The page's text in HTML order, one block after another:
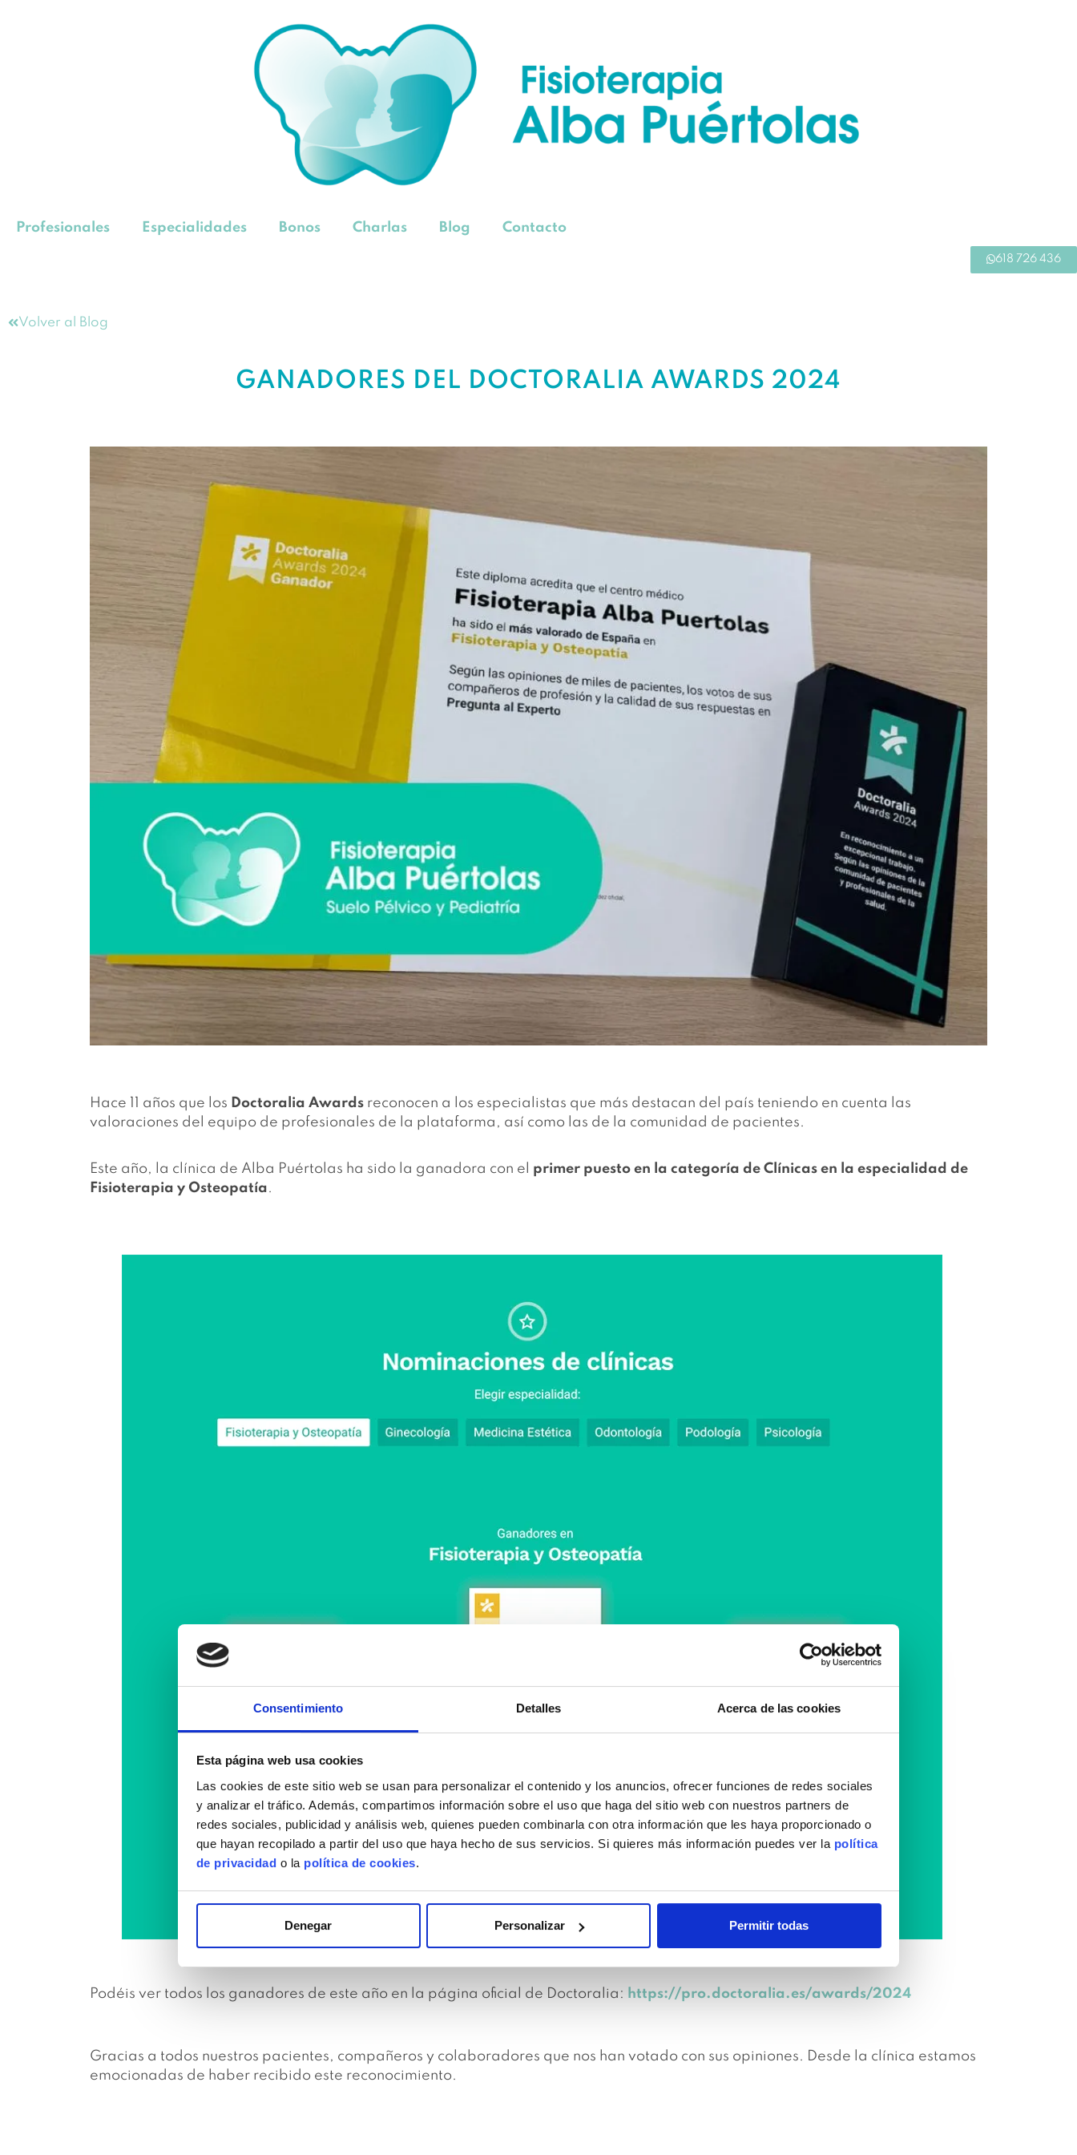
Consentimiento Detalles Acerca de las cookies
Esta página web usa cookies
Las cookies de este sitio web se usan para personalizar el contenido y los anuncios, ofrecer funciones de redes sociales
y analizar el tráfico. Además, compartimos información sobre el uso que haga del sitio web con nuestros partners de
redes sociales, publicidad y análisis web, quienes pueden combinarla con otra información que les haya proporcionado o
que hayan recopilado a partir del uso que haya hecho de sus servicios. Si quieres más información puedes ver la política
de privacidad o la política de cookies.
Denegar Personalizar Permitir todas
Profesionales Especialidades Bonos Charlas Blog Contacto
618 726 436
Volver al Blog
GANADORES DEL DOCTORALIA AWARDS 2024
Hace 11 años que los Doctoralia Awards reconocen a los especialistas que más destacan del país teniendo en cuenta las
valoraciones del equipo de profesionales de la plataforma, así como las de la comunidad de pacientes.
Este año, la clínica de Alba Puértolas ha sido la ganadora con el primer puesto en la categoría de Clínicas en la especialidad de
Fisioterapia y Osteopatía.
Podéis ver todos los ganadores de este año en la página oficial de Doctoralia: https://pro.doctoralia.es/awards/2024
Gracias a todos nuestros pacientes, compañeros y colaboradores que nos han votado con sus opiniones. Desde la clínica estamos
emocionadas de haber recibido este reconocimiento.